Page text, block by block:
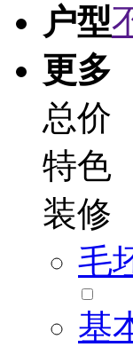
户型
更多
总价
特色
装修
毛
基